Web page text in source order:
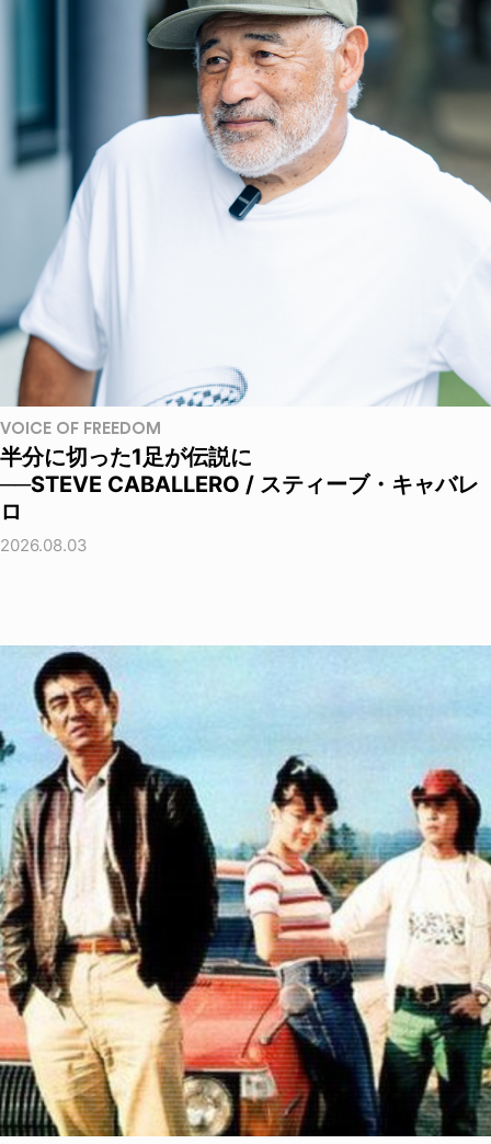
VOICE OF FREEDOM
半分に切った1足が伝説に
──STEVE CABALLERO / スティーブ・キャバレ
ロ
2026.08.03